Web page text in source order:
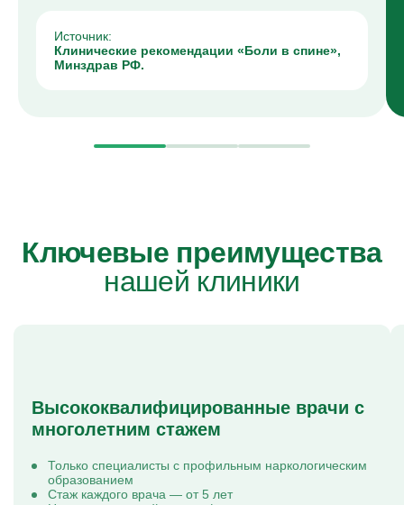
Источник:
Клинические рекомендации «Боли в спине»,
Минздрав РФ.
Ключевые преимущества
нашей клиники
Высококвалифицированные врачи с
многолетним стажем
Только специалисты с профильным наркологическим
образованием
Стаж каждого врача — от 5 лет